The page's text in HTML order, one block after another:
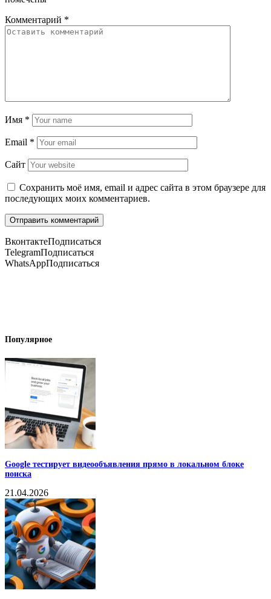
Комментарий *
Имя *
Email *
Сайт
Сохранить моё имя, email и адрес сайта в этом браузере для
последующих моих комментариев.
ВконтактеПодписаться
TelegramПодписаться
WhatsAppПодписаться
Популярное
Google тестирует видеообъявления прямо в локальном блоке
поиска
21.04.2026